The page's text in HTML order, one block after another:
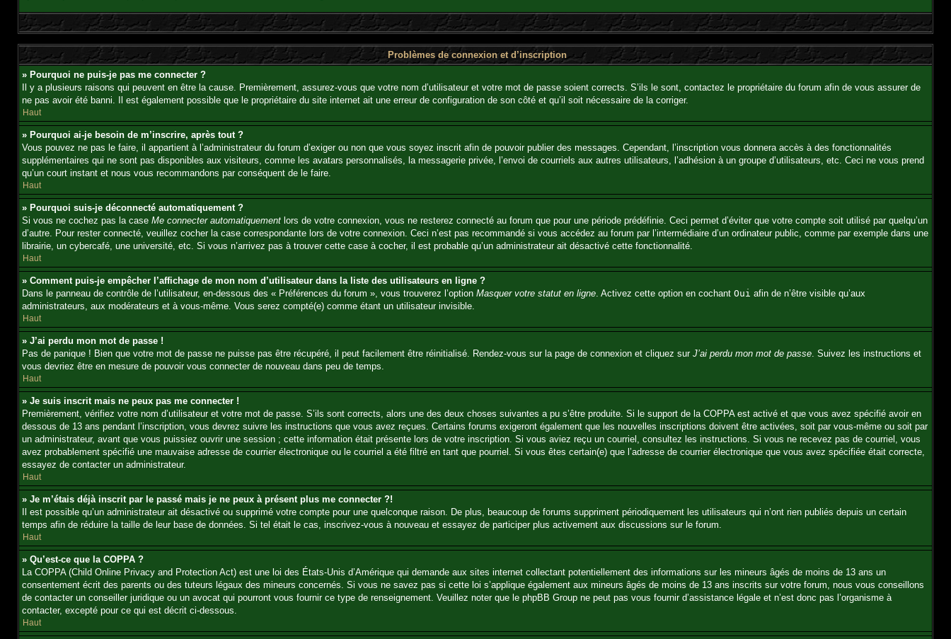
Problèmes de connexion et d’inscription
» Pourquoi ne puis-je pas me connecter ?
Il y a plusieurs raisons qui peuvent en être la cause. Premièrement, assurez-vous que votre nom d’utilisateur et votre mot de passe soient corrects. S’ils le sont, contactez le propriétaire du forum afin de vous assurer de
ne pas avoir été banni. Il est également possible que le propriétaire du site internet ait une erreur de configuration de son côté et qu’il soit nécessaire de la corriger.
Haut
» Pourquoi ai-je besoin de m’inscrire, après tout ?
Vous pouvez ne pas le faire, il appartient à l’administrateur du forum d’exiger ou non que vous soyez inscrit afin de pouvoir publier des messages. Cependant, l’inscription vous donnera accès à des fonctionnalités
supplémentaires qui ne sont pas disponibles aux visiteurs, comme les avatars personnalisés, la messagerie privée, l’envoi de courriels aux autres utilisateurs, l’adhésion à un groupe d’utilisateurs, etc. Ceci ne vous prend
qu’un court instant et nous vous recommandons par conséquent de le faire.
Haut
» Pourquoi suis-je déconnecté automatiquement ?
Si vous ne cochez pas la case Me connecter automatiquement lors de votre connexion, vous ne resterez connecté au forum que pour une période prédéfinie. Ceci permet d’éviter que votre compte soit utilisé par quelqu’un
d’autre. Pour rester connecté, veuillez cocher la case correspondante lors de votre connexion. Ceci n’est pas recommandé si vous accédez au forum par l’intermédiaire d’un ordinateur public, comme par exemple dans une
librairie, un cybercafé, une université, etc. Si vous n’arrivez pas à trouver cette case à cocher, il est probable qu’un administrateur ait désactivé cette fonctionnalité.
Haut
» Comment puis-je empêcher l’affichage de mon nom d’utilisateur dans la liste des utilisateurs en ligne ?
Dans le panneau de contrôle de l’utilisateur, en-dessous des « Préférences du forum », vous trouverez l’option Masquer votre statut en ligne. Activez cette option en cochant Oui afin de n’être visible qu’aux
administrateurs, aux modérateurs et à vous-même. Vous serez compté(e) comme étant un utilisateur invisible.
Haut
» J’ai perdu mon mot de passe !
Pas de panique ! Bien que votre mot de passe ne puisse pas être récupéré, il peut facilement être réinitialisé. Rendez-vous sur la page de connexion et cliquez sur J’ai perdu mon mot de passe. Suivez les instructions et
vous devriez être en mesure de pouvoir vous connecter de nouveau dans peu de temps.
Haut
» Je suis inscrit mais ne peux pas me connecter !
Premièrement, vérifiez votre nom d’utilisateur et votre mot de passe. S’ils sont corrects, alors une des deux choses suivantes a pu s’être produite. Si le support de la COPPA est activé et que vous avez spécifié avoir en
dessous de 13 ans pendant l’inscription, vous devrez suivre les instructions que vous avez reçues. Certains forums exigeront également que les nouvelles inscriptions doivent être activées, soit par vous-même ou soit par
un administrateur, avant que vous puissiez ouvrir une session ; cette information était présente lors de votre inscription. Si vous aviez reçu un courriel, consultez les instructions. Si vous ne recevez pas de courriel, vous
avez probablement spécifié une mauvaise adresse de courrier électronique ou le courriel a été filtré en tant que pourriel. Si vous êtes certain(e) que l’adresse de courrier électronique que vous avez spécifiée était correcte,
essayez de contacter un administrateur.
Haut
» Je m’étais déjà inscrit par le passé mais je ne peux à présent plus me connecter ?!
Il est possible qu’un administrateur ait désactivé ou supprimé votre compte pour une quelconque raison. De plus, beaucoup de forums suppriment périodiquement les utilisateurs qui n’ont rien publiés depuis un certain
temps afin de réduire la taille de leur base de données. Si tel était le cas, inscrivez-vous à nouveau et essayez de participer plus activement aux discussions sur le forum.
Haut
» Qu’est-ce que la COPPA ?
La COPPA (Child Online Privacy and Protection Act) est une loi des États-Unis d’Amérique qui demande aux sites internet collectant potentiellement des informations sur les mineurs âgés de moins de 13 ans un
consentement écrit des parents ou des tuteurs légaux des mineurs concernés. Si vous ne savez pas si cette loi s’applique également aux mineurs âgés de moins de 13 ans inscrits sur votre forum, nous vous conseillons
de contacter un conseiller juridique ou un avocat qui pourront vous fournir ce type de renseignement. Veuillez noter que le phpBB Group ne peut pas vous fournir d’assistance légale et n’est donc pas l’organisme à
contacter, excepté pour ce qui est décrit ci-dessous.
Haut